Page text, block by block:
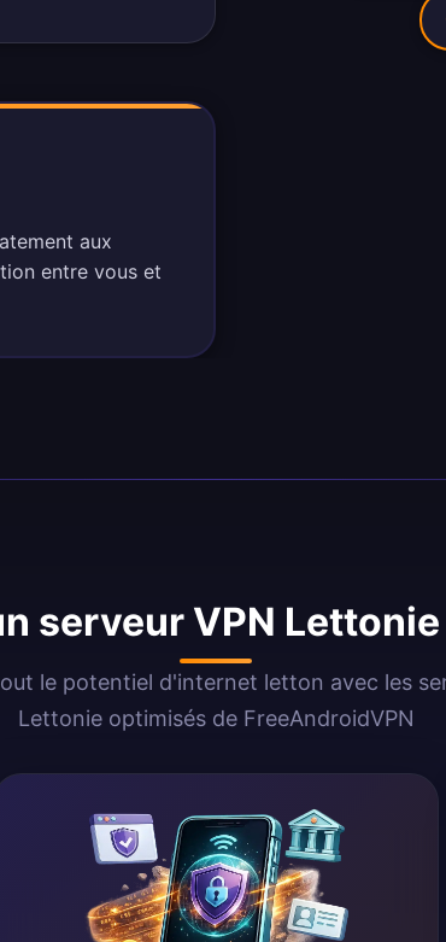
aux
entre vous et
serveur VPN
le potentiel d'internet letton avec les
Lettonie optimisés de FreeAndroidVPN